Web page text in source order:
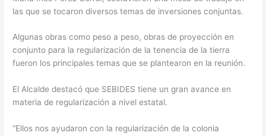
las que se tocaron diversos temas de inversiones conjuntas.
Algunas obras como peso a peso, obras de proyección en
conjunto para la regularización de la tenencia de la tierra
fueron los principales temas que se plantearon en la reunión.
El Alcalde destacó que SEBIDES tiene un gran avance en
materia de regularización a nivel estatal.
“Ellos nos ayudaron con la regularización de la colonia